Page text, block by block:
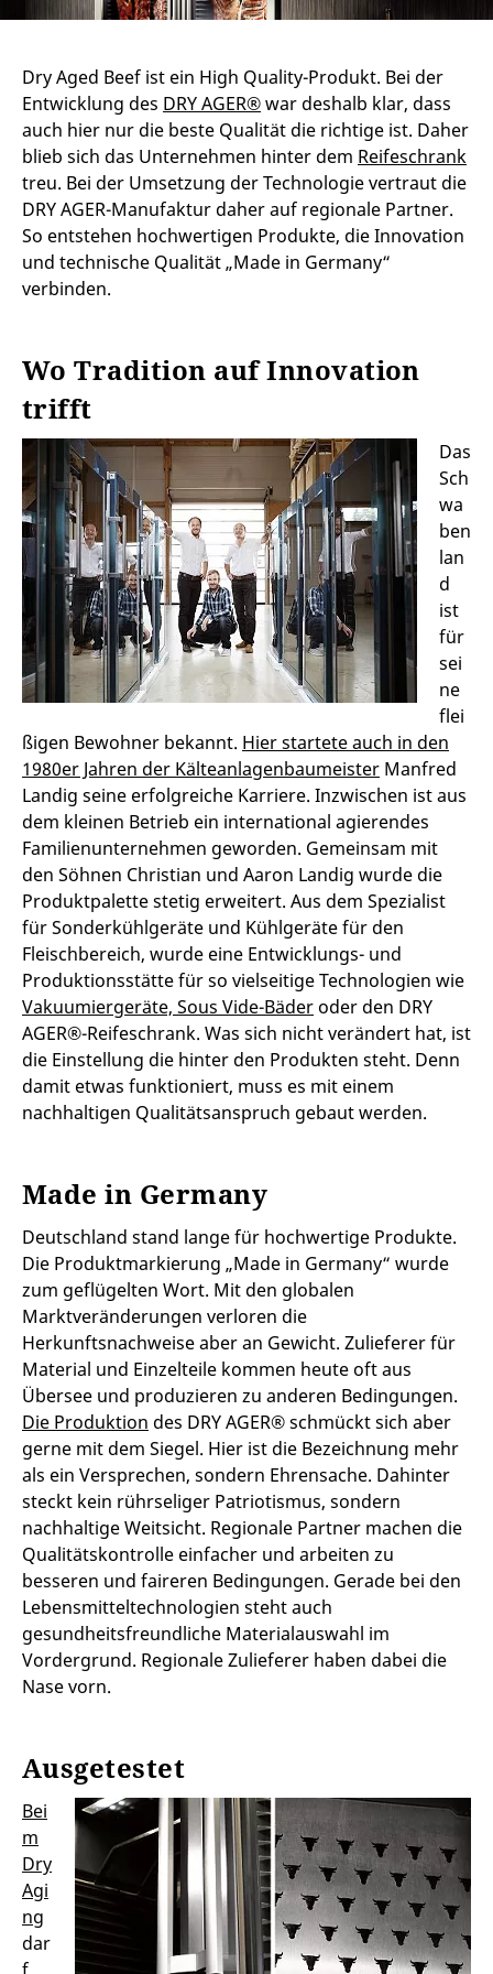
Dry Aged Beef ist ein High Quality-Produkt. Bei der
Entwicklung des DRY AGER®war deshalb klar, dass
auch hier nur die beste Qualität die richtige ist. Daher
blieb sich das Unternehmen hinter dem Reifeschrank
treu. Bei der Umsetzung der Technologie vertraut die
DRY AGER-Manufaktur daher auf regionale Partner.
So entstehen hochwertigen Produkte, die Innovation
und technische Qualität „Made in Germany“
verbinden.
Wo Tradition auf Innovation
trifft
Das
Sch
wa
ben
lan
d
ist
für
sei
ne
flei
ßigen Bewohner bekannt. Hier startete auch in den
1980er Jahren der Kälteanlagenbaumeister Manfred
Landig seine erfolgreiche Karriere. Inzwischen ist aus
dem kleinen Betrieb ein international agierendes
Familienunternehmen geworden. Gemeinsam mit
den Söhnen Christian und Aaron Landig wurde die
Produktpalette stetig erweitert. Aus dem Spezialist
für Sonderkühlgeräte und Kühlgeräte für den
Fleischbereich, wurde eine Entwicklungs- und
Produktionsstätte für so vielseitige Technologien wie
Vakuumiergeräte, Sous Vide-Bäder oder den DRY
AGER®-Reifeschrank. Was sich nicht verändert hat, ist
die Einstellung die hinter den Produkten steht. Denn
damit etwas funktioniert, muss es mit einem
nachhaltigen Qualitätsanspruch gebaut werden.
Made in Germany
Deutschland stand lange für hochwertige Produkte.
Die Produktmarkierung „Made in Germany“ wurde
zum geflügelten Wort. Mit den globalen
Marktveränderungen verloren die
Herkunftsnachweise aber an Gewicht. Zulieferer für
Material und Einzelteile kommen heute oft aus
Übersee und produzieren zu anderen Bedingungen.
Die Produktion des DRY AGER® schmückt sich aber
gerne mit dem Siegel. Hier ist die Bezeichnung mehr
als ein Versprechen, sondern Ehrensache. Dahinter
steckt kein rührseliger Patriotismus, sondern
nachhaltige Weitsicht. Regionale Partner machen die
Qualitätskontrolle einfacher und arbeiten zu
besseren und faireren Bedingungen. Gerade bei den
Lebensmitteltechnologien steht auch
gesundheitsfreundliche Materialauswahl im
Vordergrund. Regionale Zulieferer haben dabei die
Nase vorn.
Ausgetestet
Bei
m
Dry
Agi
ng
dar